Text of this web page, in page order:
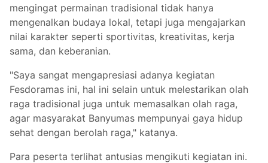
mengingat permainan tradisional tidak hanya
mengenalkan budaya lokal, tetapi juga mengajarkan
nilai karakter seperti sportivitas, kreativitas, kerja
sama, dan keberanian.
"Saya sangat mengapresiasi adanya kegiatan
Fesdoramas ini, hal ini selain untuk melestarikan olah
raga tradisional juga untuk memasalkan olah raga,
agar masyarakat Banyumas mempunyai gaya hidup
sehat dengan berolah raga," katanya.
Para peserta terlihat antusias mengikuti kegiatan ini.